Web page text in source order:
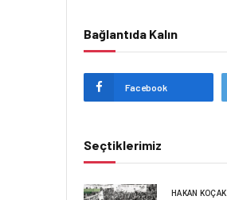
Bağlantıda Kalın
Facebook
Seçtiklerimiz
HAKAN KOÇAK